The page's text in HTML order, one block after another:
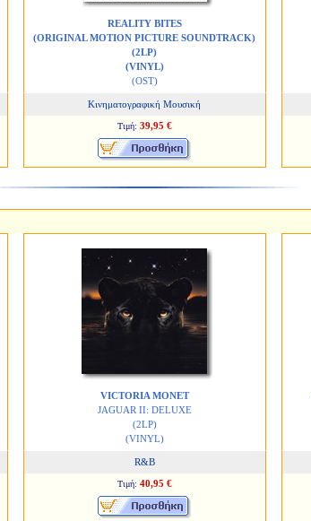
REALITY BITES
(ORIGINAL MOTION PICTURE SOUNDTRACK)
(2LP)
(VINYL)
(OST)
Κινηματογραφική Μουσική
Τιμή: 39,95 €
VICTORIA MONET
JAGUAR II: DELUXE
(2LP)
(VINYL)
R&B
Τιμή: 40,95 €